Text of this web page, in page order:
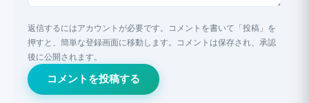
返信するにはアカウントが必要です。コメントを書いて「投稿」を
押すと、簡単な登録画面に移動します。コメントは保存され、承認
後に公開されます。
コメントを投稿する